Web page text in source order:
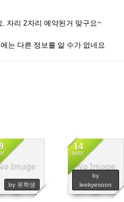
자리 2자리 예약된거 맞구요~
는 다른 정보를 알 수가 없네요
Image
by 유학생
2692 No Image
14
MAY
by
leekyesoon
3765